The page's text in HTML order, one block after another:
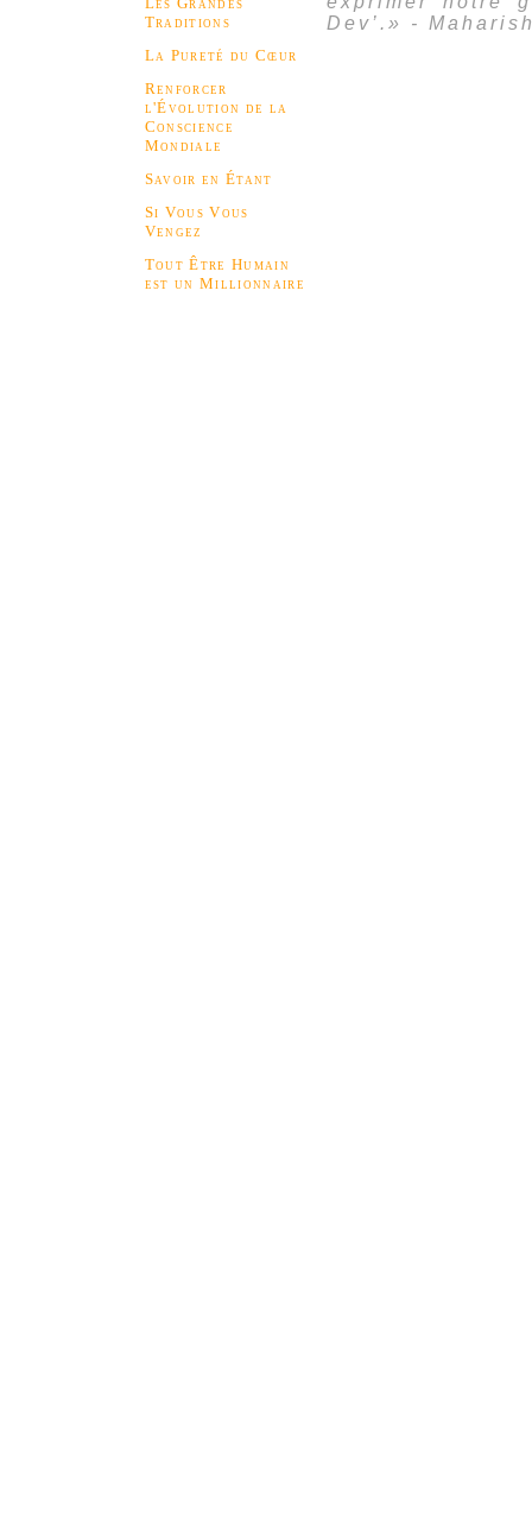
Traditions
La Pureté du Cœur
Renforcer
l'Évolution de la
Conscience
Mondiale
Savoir en Étant
Si Vous Vous
Vengez
Tout Être Humain
est un Millionnaire
Dev’.» -